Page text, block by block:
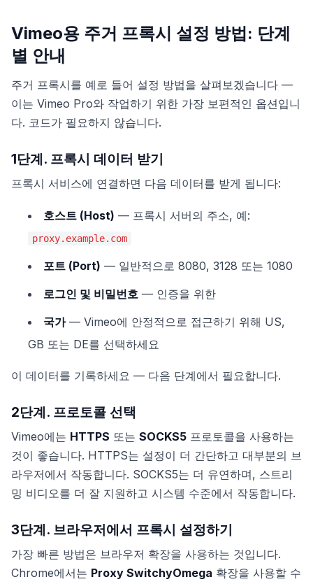
Vimeo용 주거 프록시 설정 방법: 단계
별 안내
주거 프록시를 예로 들어 설정 방법을 살펴보겠습니다 —
이는 Vimeo Pro와 작업하기 위한 가장 보편적인 옵션입니
다. 코드가 필요하지 않습니다.
1단계. 프록시 데이터 받기
프록시 서비스에 연결하면 다음 데이터를 받게 됩니다:
호스트 (Host) — 프록시 서버의 주소, 예:
proxy.example.com
포트 (Port) — 일반적으로 8080, 3128 또는 1080
로그인 및 비밀번호 — 인증을 위한
국가— Vimeo에 안정적으로 접근하기 위해 US,
GB 또는 DE를 선택하세요
이 데이터를 기록하세요 — 다음 단계에서 필요합니다.
2단계. 프로토콜 선택
Vimeo에는 HTTPS 또는 SOCKS5 프로토콜을 사용하는
것이 좋습니다. HTTPS는 설정이 더 간단하고 대부분의 브
라우저에서 작동합니다. SOCKS5는 더 유연하며, 스트리
밍 비디오를 더 잘 지원하고 시스템 수준에서 작동합니다.
3단계. 브라우저에서 프록시 설정하기
가장 빠른 방법은 브라우저 확장을 사용하는 것입니다.
Chrome에서는 Proxy SwitchyOmega 확장을 사용할 수